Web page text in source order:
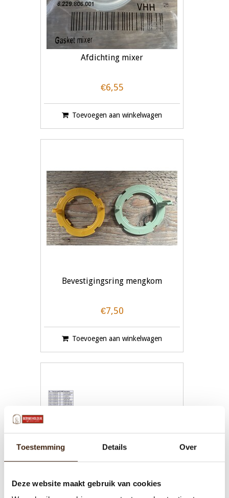
Toestemming Details Over
Deze website maakt gebruik van cookies
Afdichting mixer
€6,55
Toevoegen aan winkelwagen
Bevestigingsring mengkom
€7,50
Toevoegen aan winkelwagen